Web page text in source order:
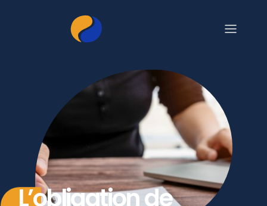
L’obligation de